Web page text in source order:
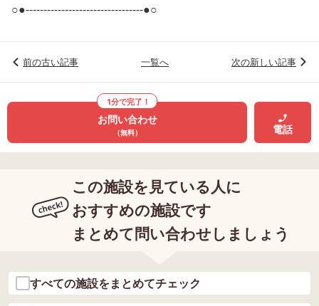
○●---------------------------------●○
前の古い記事 一覧へ 次の新しい記事
1分で完了！
お問い合わせ
（無料） 電話
この施設を見ている人に
おすすめの施設です
まとめて問い合わせしましょう
すべての施設をまとめてチェック